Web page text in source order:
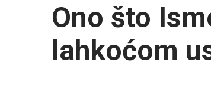
Ono što
lahkoćom